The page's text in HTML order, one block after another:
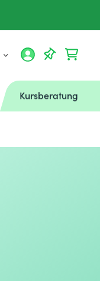
Kursberatung